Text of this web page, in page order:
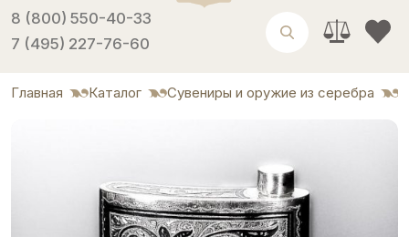
8 (800) 550-40-33
7 (495) 227-76-60
Главная Каталог Сувениры и оружие из серебра